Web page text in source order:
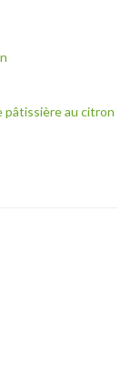
pâtissière au citron